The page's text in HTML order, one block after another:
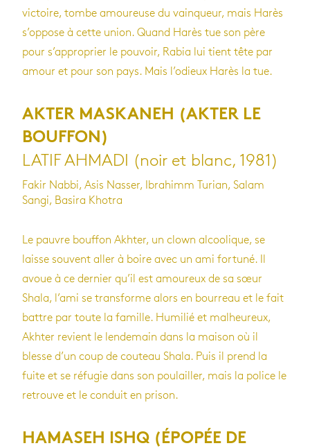
victoire, tombe amoureuse du vainqueur, mais Harès
s’oppose à cette union. Quand Harès tue son père
pour s’approprier le pouvoir, Rabia lui tient tête par
amour et pour son pays. Mais l’odieux Harès la tue.
AKTER MASKANEH (AKTER LE
BOUFFON)
LATIF AHMADI (noir et blanc, 1981)
Fakir Nabbi, Asis Nasser, Ibrahimm Turian, Salam
Sangi, Basira Khotra
Le pauvre bouffon Akhter, un clown alcoolique, se
laisse souvent aller à boire avec un ami fortuné. Il
avoue à ce dernier qu’il est amoureux de sa sœur
Shala, l’ami se transforme alors en bourreau et le fait
battre par toute la famille. Humilié et malheureux,
Akhter revient le lendemain dans la maison où il
blesse d’un coup de couteau Shala. Puis il prend la
fuite et se réfugie dans son poulailler, mais la police le
retrouve et le conduit en prison.
HAMASEH ISHQ (ÉPOPÉE DE